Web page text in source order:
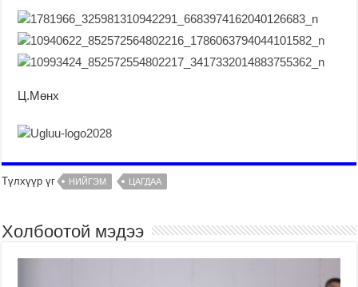
Ц.Мөнх
Түлхүүр үг НИЙГЭМ ЦАГДАА
Холбоотой мэдээ